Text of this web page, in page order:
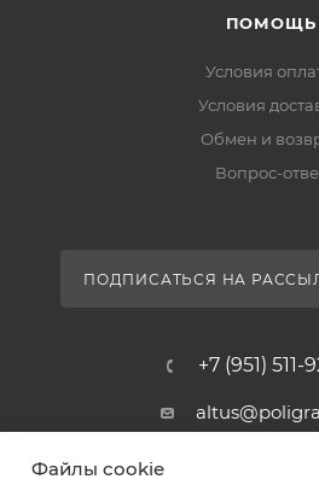
ПОМОЩЬ
Условия
Условия
Обмен и
Вопрос-
ПОДПИСАТЬСЯ НА
+7 (951) 511-
Магазин-склад
Файлы cookie